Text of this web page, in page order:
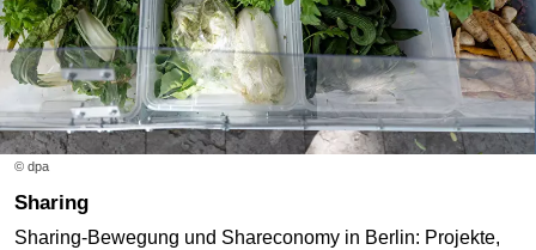
© dpa
Sharing
Sharing-Bewegung und Shareconomy in Berlin: Projekte,